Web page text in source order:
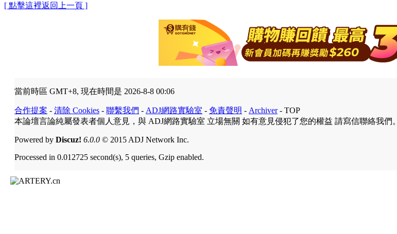
[ 點擊這裡返回上一頁 ]
當前時區 GMT+8, 現在時間是 2026-8-8 00:06
合作提案 - 清除 Cookies - 聯繫我們 - ADJ網路實驗室 - 免責聲明 - Archiver- TOP
本論壇言論純屬發表者個人意見，與 ADJ網路實驗室 立場無關 如有意見侵犯了您的權益 請寫信聯絡我們。
Powered by Discuz! 6.0.0 © 2015 ADJ Network Inc.
Processed in 0.012725 second(s), 5 queries, Gzip enabled.